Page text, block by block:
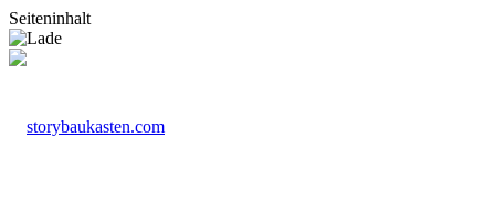
Seiteninhalt